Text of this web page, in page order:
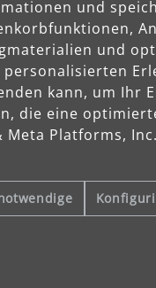
und
und
kann, um
die eine
Meta Platforms,